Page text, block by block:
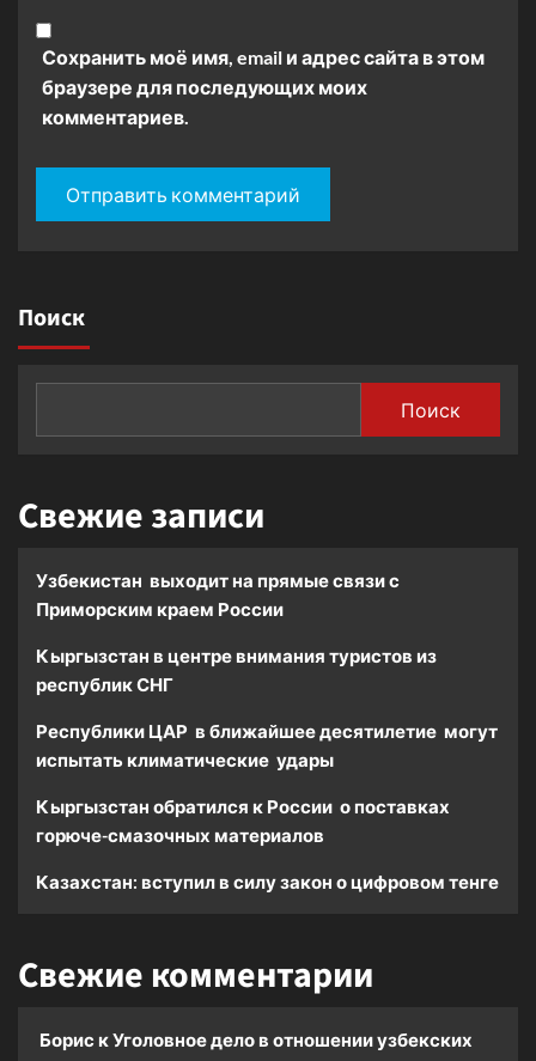
Сохранить моё имя, email и адрес сайта в этом
браузере для последующих моих
комментариев.
Поиск
Поиск
Свежие записи
Узбекистан выходит на прямые связи с
Приморским краем России
Кыргызстан в центре внимания туристов из
республик СНГ
Республики ЦАР в ближайшее десятилетие могут
испытать климатические удары
Кыргызстан обратился к России о поставках
горюче-смазочных материалов
Казахстан: вступил в силу закон о цифровом тенге
Свежие комментарии
Борис кУголовное дело в отношении узбекских